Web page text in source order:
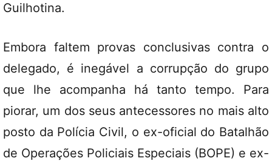
Guilhotina.
Embora faltem provas conclusivas contra o
delegado, é inegável a corrupção do grupo
que lhe acompanha há tanto tempo. Para
piorar, um dos seus antecessores no mais alto
posto da Polícia Civil, o ex-oficial do Batalhão
de Operações Policiais Especiais (BOPE) e ex-